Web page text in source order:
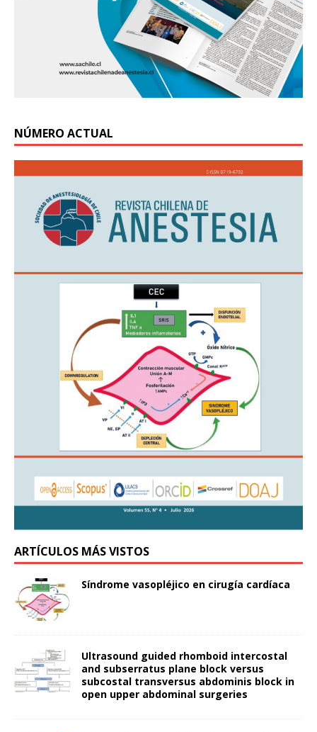
NÚMERO ACTUAL
ARTÍCULOS MÁS VISTOS
Síndrome vasopléjico en cirugía cardíaca
Ultrasound guided rhomboid intercostal
and subserratus plane block versus
subcostal transversus abdominis block in
open upper abdominal surgeries